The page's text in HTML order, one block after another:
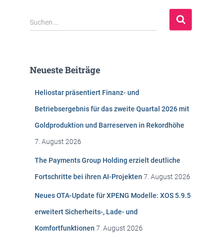
S
u
n
Suchen …
Neueste Beiträge
Heliostar präsentiert Finanz- und
Betriebsergebnis für das zweite Quartal 2026 mit
Goldproduktion und Barreserven in Rekordhöhe
7. August 2026
The Payments Group Holding erzielt deutliche
Fortschritte bei ihren AI-Projekten 7. August 2026
Neues OTA-Update für XPENG Modelle: XOS 5.9.5
erweitert Sicherheits-, Lade- und
Komfortfunktionen 7. August 2026